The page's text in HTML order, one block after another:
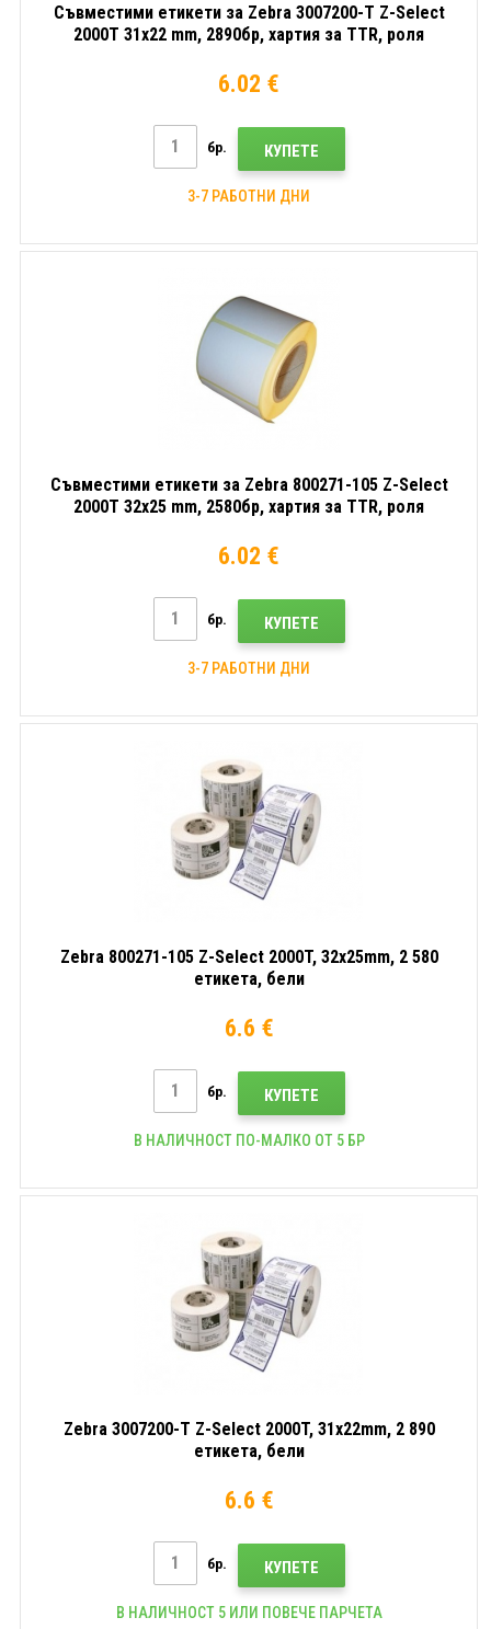
Съвместими етикети за Zebra 3007200-T Z-Select
2000T 31x22 mm, 2890бр, хартия за TTR, роля
6.02 €
бр. КУПЕТЕ
3-7 РАБОТНИ ДНИ
Съвместими етикети за Zebra 800271-105 Z-Select
2000T 32x25 mm, 2580бр, хартия за TTR, роля
6.02 €
бр. КУПЕТЕ
3-7 РАБОТНИ ДНИ
Zebra 800271-105 Z-Select 2000T, 32x25mm, 2 580
етикета, бели
6.6 €
бр. КУПЕТЕ
В НАЛИЧНОСТ ПО-МАЛКО ОТ 5 БР
Zebra 3007200-T Z-Select 2000T, 31x22mm, 2 890
етикета, бели
6.6 €
бр. КУПЕТЕ
В НАЛИЧНОСТ 5 ИЛИ ПОВЕЧЕ ПАРЧЕТА